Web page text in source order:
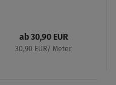
ab 30,90 EUR
30,90 EUR/ Meter